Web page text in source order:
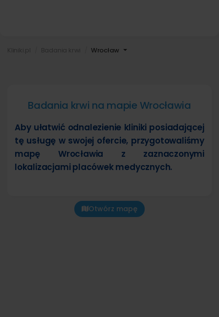
Wrocław
Badania krwi na mapie Wrocławia
Aby ułatwić odnalezienie kliniki posiadającej
tę usługę w swojej ofercie, przygotowaliśmy
mapę Wrocławia z zaznaczonymi
lokalizacjami placówek medycznych.
Otwórz mapę